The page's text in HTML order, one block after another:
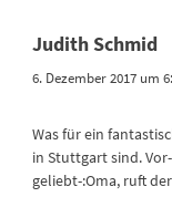
Judith Schmid
6. Dezember 2017 um
Was für ein
in Stuttgart sind.
geliebt-:Oma, ruft